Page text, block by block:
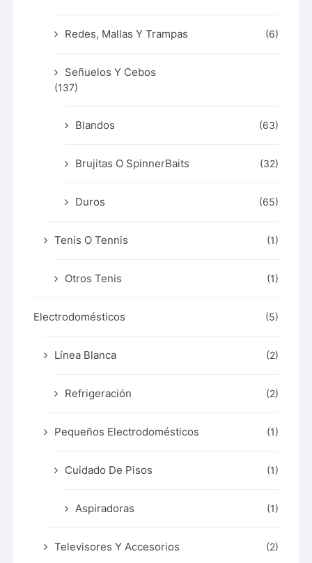
Redes, Mallas Y Trampas (6)
Señuelos Y Cebos
(137)
Blandos (63)
Brujitas O SpinnerBaits (32)
Duros (65)
Tenis O Tennis (1)
Otros Tenis (1)
Electrodomésticos (5)
Línea Blanca (2)
Refrigeración (2)
Pequeños Electrodomésticos (1)
Cuidado De Pisos (1)
Aspiradoras (1)
Televisores Y Accesorios (2)